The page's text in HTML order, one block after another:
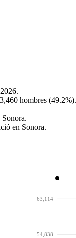
hombres (49.2%).
en Sonora.
54,838
63,114